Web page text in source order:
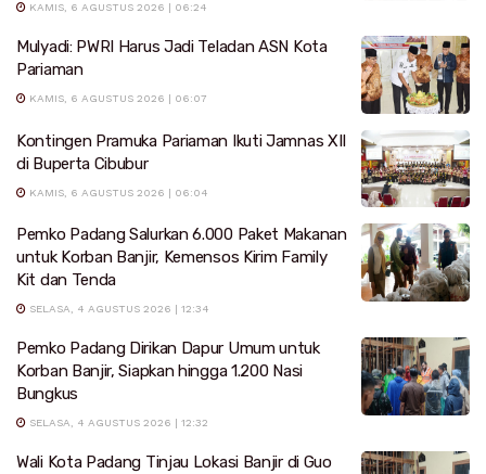
KAMIS, 6 AGUSTUS 2026 | 06:24
Mulyadi: PWRI Harus Jadi Teladan ASN Kota
Pariaman
KAMIS, 6 AGUSTUS 2026 | 06:07
Kontingen Pramuka Pariaman Ikuti Jamnas XII
di Buperta Cibubur
KAMIS, 6 AGUSTUS 2026 | 06:04
Pemko Padang Salurkan 6.000 Paket Makanan
untuk Korban Banjir, Kemensos Kirim Family
Kit dan Tenda
SELASA, 4 AGUSTUS 2026 | 12:34
Pemko Padang Dirikan Dapur Umum untuk
Korban Banjir, Siapkan hingga 1.200 Nasi
Bungkus
SELASA, 4 AGUSTUS 2026 | 12:32
Wali Kota Padang Tinjau Lokasi Banjir di Guo